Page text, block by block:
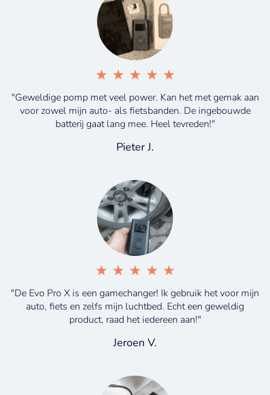
★ ★ ★ ★ ★
"Geweldige pomp met veel power. Kan het met gemak aan
voor zowel mijn auto- als fietsbanden. De ingebouwde
batterij gaat lang mee. Heel tevreden!"
Pieter J.
★ ★ ★ ★ ★
"De Evo Pro X is een gamechanger! Ik gebruik het voor mijn
auto, fiets en zelfs mijn luchtbed. Echt een geweldig
product, raad het iedereen aan!"
Jeroen V.